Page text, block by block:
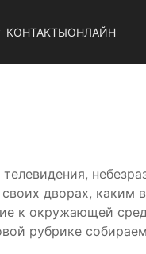
КОНТАКТЫОНЛАЙН
дворах,
к окружающей
рубрике